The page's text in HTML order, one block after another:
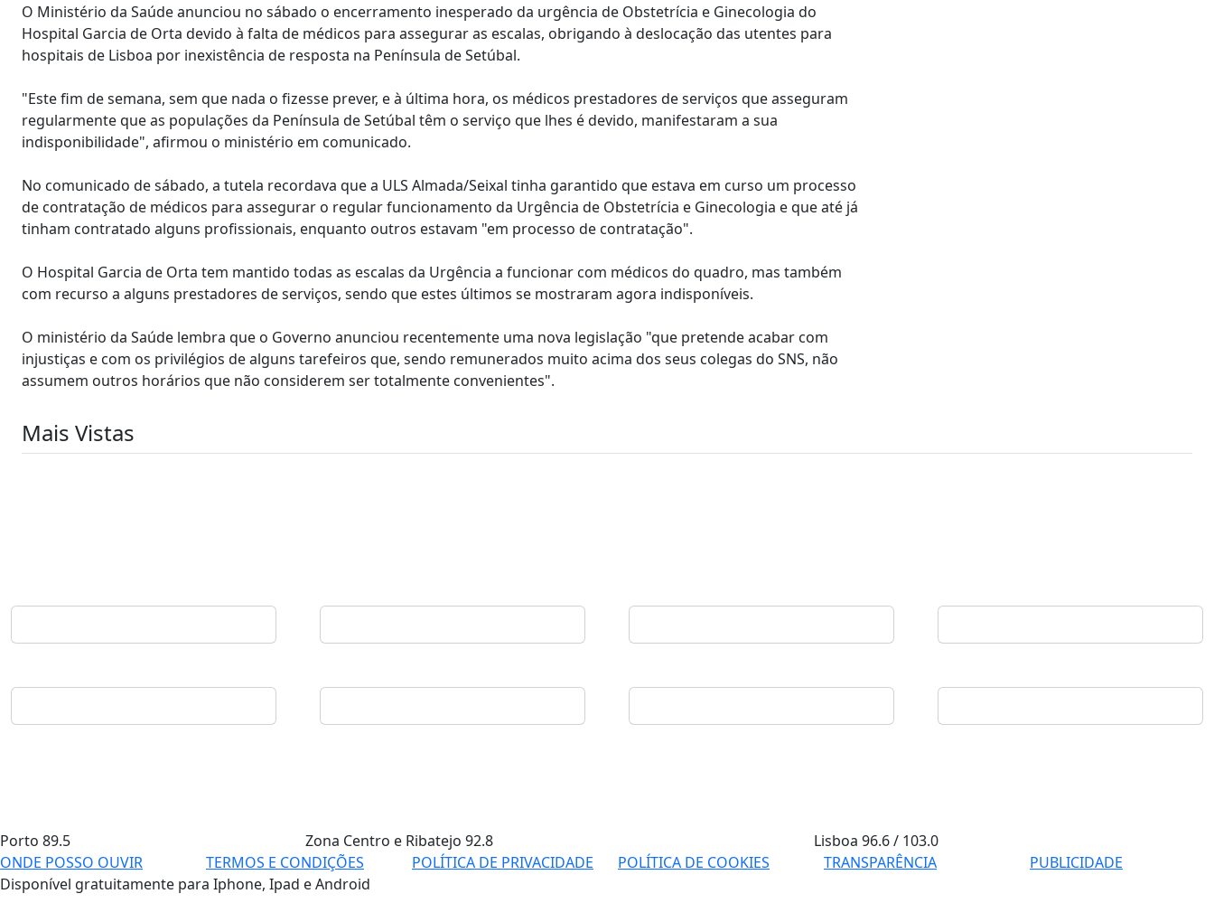
O Ministério da Saúde anunciou no sábado o encerramento inesperado da urgência de Obstetrícia e Ginecologia do
Hospital Garcia de Orta devido à falta de médicos para assegurar as escalas, obrigando à deslocação das utentes para
hospitais de Lisboa por inexistência de resposta na Península de Setúbal.
"Este fim de semana, sem que nada o fizesse prever, e à última hora, os médicos prestadores de serviços que asseguram
regularmente que as populações da Península de Setúbal têm o serviço que lhes é devido, manifestaram a sua
indisponibilidade", afirmou o ministério em comunicado.
No comunicado de sábado, a tutela recordava que a ULS Almada/Seixal tinha garantido que estava em curso um processo
de contratação de médicos para assegurar o regular funcionamento da Urgência de Obstetrícia e Ginecologia e que até já
tinham contratado alguns profissionais, enquanto outros estavam "em processo de contratação".
O Hospital Garcia de Orta tem mantido todas as escalas da Urgência a funcionar com médicos do quadro, mas também
com recurso a alguns prestadores de serviços, sendo que estes últimos se mostraram agora indisponíveis.
O ministério da Saúde lembra que o Governo anunciou recentemente uma nova legislação "que pretende acabar com
injustiças e com os privilégios de alguns tarefeiros que, sendo remunerados muito acima dos seus colegas do SNS, não
assumem outros horários que não considerem ser totalmente convenientes".
Mais Vistas
Porto 89.5 Zona Centro e Ribatejo 92.8 Lisboa96.6 / 103.0
ONDE POSSO OUVIR
TERMOS E CONDIÇÕES POLÍTICA DE PRIVACIDADE POLÍTICA DE COOKIES TRANSPARÊNCIA
PUBLICIDADE
Disponível gratuitamente para Iphone, Ipad e Android